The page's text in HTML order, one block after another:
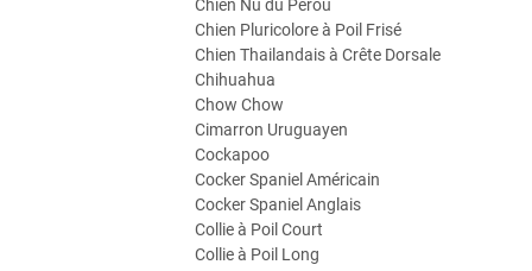
Chien Nu du Perou
Chien Pluricolore à Poil Frisé
Chien Thailandais à Crête Dorsale
Chihuahua
Chow Chow
Cimarron Uruguayen
Cockapoo
Cocker Spaniel Américain
Cocker Spaniel Anglais
Collie à Poil Court
Collie à Poil Long